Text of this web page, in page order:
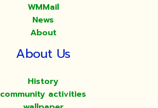
WMMail
News
About
About Us
History
community activities